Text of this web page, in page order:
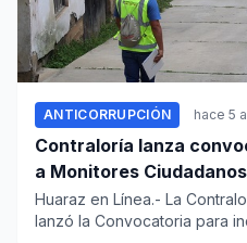
ANTICORRUPCIÓN hace 5
Contraloría lanza
a Monitores
Huaraz en Línea.- La
lanzó la Convocatoria para